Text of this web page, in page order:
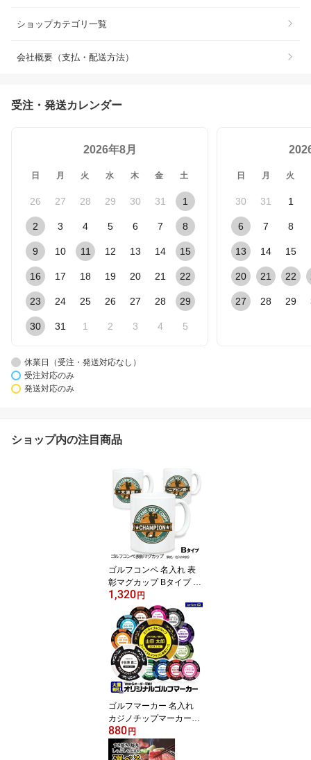
ショップカテゴリ一覧
会社概要（支払・配送方法）
受注・発送カレンダー
2026年8月
日 月 火 水 木 金 土
26 27 28 29 30 31 1
2 3 4 5 6 7 8
9 10 11 12 13 14 15
16 17 18 19 20 21 22
23 24 25 26 27 28 29
30 31 1 2 3 4 5
日 月 火
30 31 1
6 7 8
13 14 15
20 21 22
27 28 29
休業日（受注・発送対応なし）
受注対応のみ
発送対応のみ
ショップ内の注目商品
ゴルフコンペ 名入れ 表
彰マグカップ Bタイプ 優
勝 ベスグロ賞 ドラコン
賞 ニアピン賞 ゴルフコ
ンペ景品 ゴルフコンペ
景品 賞品 コンペ賞品 オ
リジナル ドラコン マグ
カップ 名入れ 優勝賞品
記念品 法人コンペ 接待
ゴルフ ゴルフ大会景品
1,320 円
ゴルフマーカー 名入れ
カジノチップマーカー
（カジノマーカー） ゴル
フマーカー ゴルフコンペ
景品 賞品 参加賞 記念品
880 円